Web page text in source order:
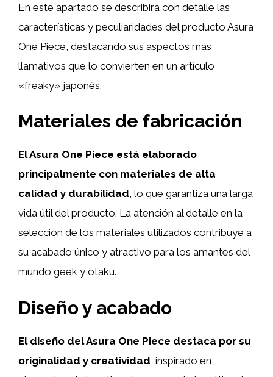
En este apartado se describirá con detalle las
características y peculiaridades del producto Asura
One Piece, destacando sus aspectos más
llamativos que lo convierten en un artículo
«freaky» japonés.
Materiales de fabricación
El Asura One Piece está elaborado
principalmente con materiales de alta
calidad y durabilidad, lo que garantiza una larga
vida útil del producto. La atención al detalle en la
selección de los materiales utilizados contribuye a
su acabado único y atractivo para los amantes del
mundo geek y otaku.
Diseño y acabado
El diseño del Asura One Piece destaca por su
originalidad y creatividad , inspirado en